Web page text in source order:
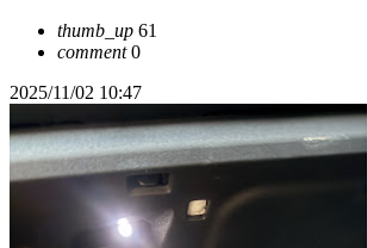
thumb_up 61
comment0
2025/11/02 10:47